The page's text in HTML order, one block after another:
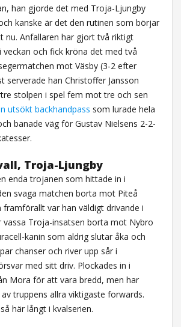
han gjorde det med Troja-Ljungby
kanske är det den rutinen som börjar
nu. Anfallaren har gjort två riktigt
veckan och fick kröna det med två
mot Väsby (3-2 efter
serverade han Christoffer Jansson
stolpen i spel fem mot tre och sen
utsökt backhandpass som lurade hela
banade väg för Gustav Nielsens 2-2-
Troja-Ljungby
enda trojanen som hittade in i
svaga matchen borta mot Piteå
var han väldigt drivande i
vassa Troja-insatsen borta mot Nybro
kanin som aldrig slutar åka och
chanser och river upp sår i
med sitt driv. Plockades in i
Mora för att vara bredd, men har
truppens allra viktigaste forwards.
här långt i kvalserien.